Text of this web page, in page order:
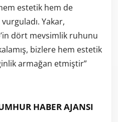
estetik hem de
vurguladı. Yakar,
dört mevsimlik ruhunu
bizlere hem estetik
armağan etmiştir”
HABER AJANSI